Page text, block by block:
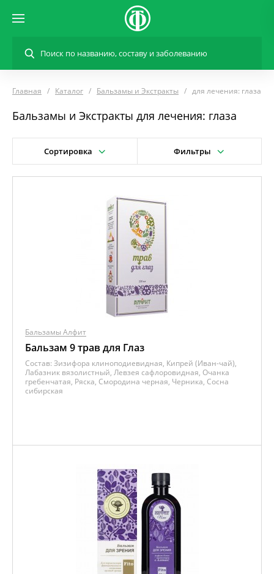
Главная Каталог Бальзамы и Экстракты для лечения: глаза
Бальзамы и Экстракты для лечения: глаза
Сортировка Фильтры
Бальзамы Алфит
Бальзам 9 трав для Глаз
Состав: Зизифора клиноподиевидная, Кипрей (Иван-чай),
Лабазник вязолистный, Левзея сафлоровидная, Очанка
гребенчатая, Ряска, Смородина черная, Черника, Сосна
сибирская